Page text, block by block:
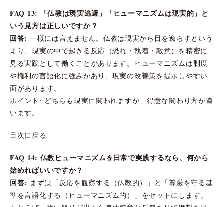
FAQ 13: 「仏教は現実逃避」「ヒューマニズムは現実的」と
いう見方は正しいですか？
回答: 一概には言えません。仏教は現実から目を逸らすという
より、現実の中で起きる反応（恐れ・執着・敵意）を精密に
見る実践として働くことがあります。ヒューマニズムは制度
や権利の言語化に強みがあり、現実の改善策を提示しやすい
面があります。
ポイント: どちらも現実に関われますが、得意な関わり方が違
います。
目次に戻る
FAQ 14: 仏教ヒューマニズムを日常で実践するなら、何から
始めればいいですか？
回答: まずは「反応を観察する（仏教的）」と「尊厳を守る基
準を言語化する（ヒューマニズム的）」をセットにします。